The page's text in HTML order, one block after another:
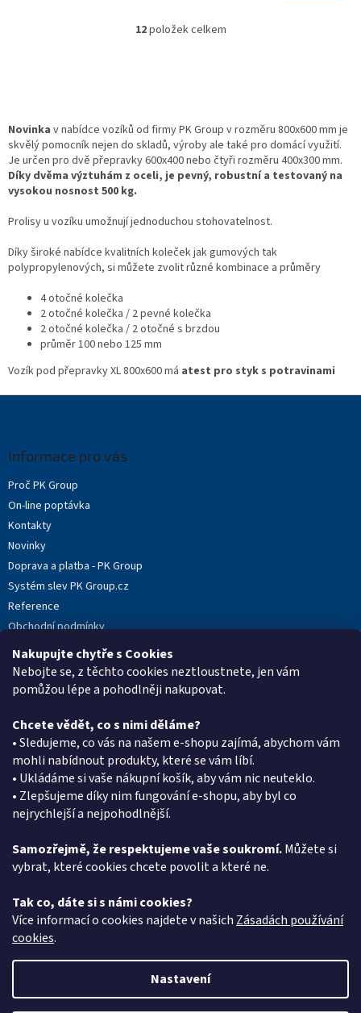
Nakupujte chytře s Cookies
Nebojte se, z těchto cookies neztloustnete, jen vám
pomůžou lépe a pohodlněji nakupovat.
Chcete vědět, co s nimi děláme?
• Sledujeme, co vás na našem e-shopu zajímá, abychom vám
mohli nabídnout produkty, které se vám líbí.
• Ukládáme si vaše nákupní košík, aby vám nic neuteklo.
• Zlepšujeme díky nim fungování e-shopu, aby byl co
nejrychlejší a nejpohodlnější.
Samozřejmě, že respektujeme vaše soukromí.Můžete si
vybrat, které cookies chcete povolit a které ne.
Tak co, dáte si s námi cookies?
Více informací o cookies najdete v našich Zásadách používání
cookies.
Nastavení
O
c
í
p
r
y
ý
p
u
12položek celkem
Novinka v nabídce vozíků od firmy PK Group v rozměru 800x600 mm je
skvělý pomocník nejen do skladů, výroby ale také pro domácí využití.
Je určen pro dvě přepravky 600x400 nebo čtyři rozměru 400x300 mm.
Díky dvěma výztuhám z oceli, je pevný, robustní a testovaný na
vysokou nosnost 500 kg.
Prolisy u vozíku umožnují jednoduchou stohovatelnost.
Díky široké nabídce kvalitních koleček jak gumových tak
polypropylenových, si můžete zvolit různé kombinace a průměry
4 otočné kolečka
2 otočné kolečka / 2 pevné kolečka
2 otočné kolečka / 2 otočné s brzdou
průměr 100 nebo 125 mm
Vozík pod přepravky XL 800x600 má atest pro styk s potravinami
Informace pro vás
Proč PK Group
On-line poptávka
Kontakty
Novinky
Doprava a platba - PK Group
Systém slev PK Group.cz
Reference
Obchodní podmínky
Podmínky ochrany osobních údajů
Reklamační protokol
Kontakt
eshop@pkgroup.cz
+420603331993
+420734621131
Vyhledávání
HLEDAT
Vytvořil Shoptet